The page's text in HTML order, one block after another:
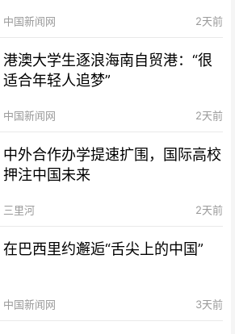
中国新闻网 2天前
港澳大学生逐浪海南自贸港：“很
适合年轻人追梦”
中国新闻网 2天前
中外合作办学提速扩围，国际高校
押注中国未来
三里河 2天前
在巴西里约邂逅“舌尖上的中国”
中国新闻网 3天前